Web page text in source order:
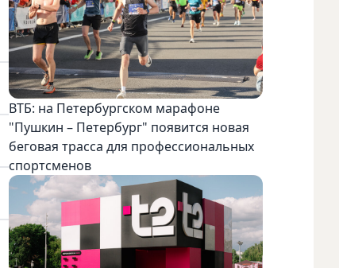
ВТБ: на Петербургском марафоне
"Пушкин – Петербург" появится новая
беговая трасса для профессиональных
спортсменов